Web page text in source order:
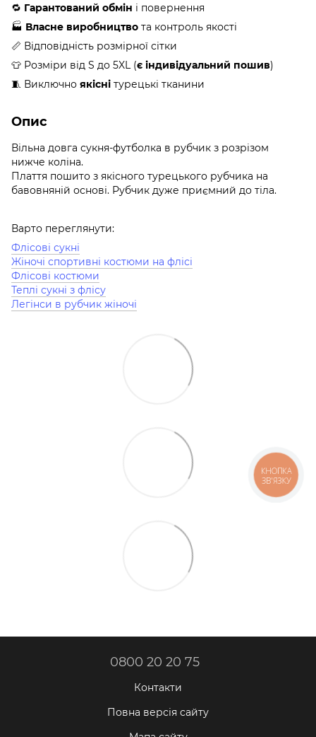
🔁 Гарантований обмін і повернення
🏭 Власне виробництво та контроль якості
📏 Відповідність розмірної сітки
👕 Розміри від S до 5XL (є індивідуальний пошив)
🧵 Виключно якісні турецькі тканини
Опис
Вільна довга сукня-футболка в рубчик з розрізом
нижче коліна.
Плаття пошито з якісного турецького рубчика на
бавовняній основі. Рубчик дуже приємний до тіла.
Варто переглянути:
Флісові сукні
Жіночі спортивні костюми на флісі
Флісові костюми
Теплі сукні з флісу
Легінси в рубчик жіночі
0800 20 20 75
Контакти
Повна версія сайту
КНОПКА
ЗВ'ЯЗКУ